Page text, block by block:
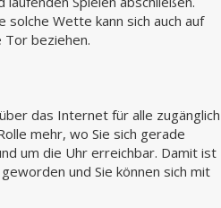
solche Wette kann sich auch auf
Tor beziehen.
das Internet für alle zugänglich
mehr, wo Sie sich gerade
um die Uhr erreichbar. Damit ist
und Sie können sich mit